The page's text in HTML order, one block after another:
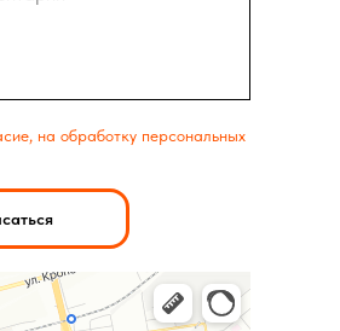
на обработку персональных